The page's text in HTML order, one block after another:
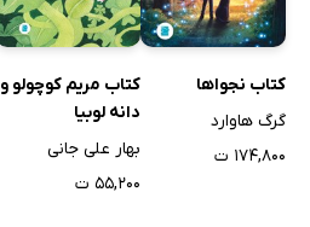
کتاب نجواها
گرگ هاوارد
۱۷۴,۸۰۰ ت
کتاب مریم کوچولو و
دانه لوبیا
بهار علی جانی
۵۵,۲۰۰ ت